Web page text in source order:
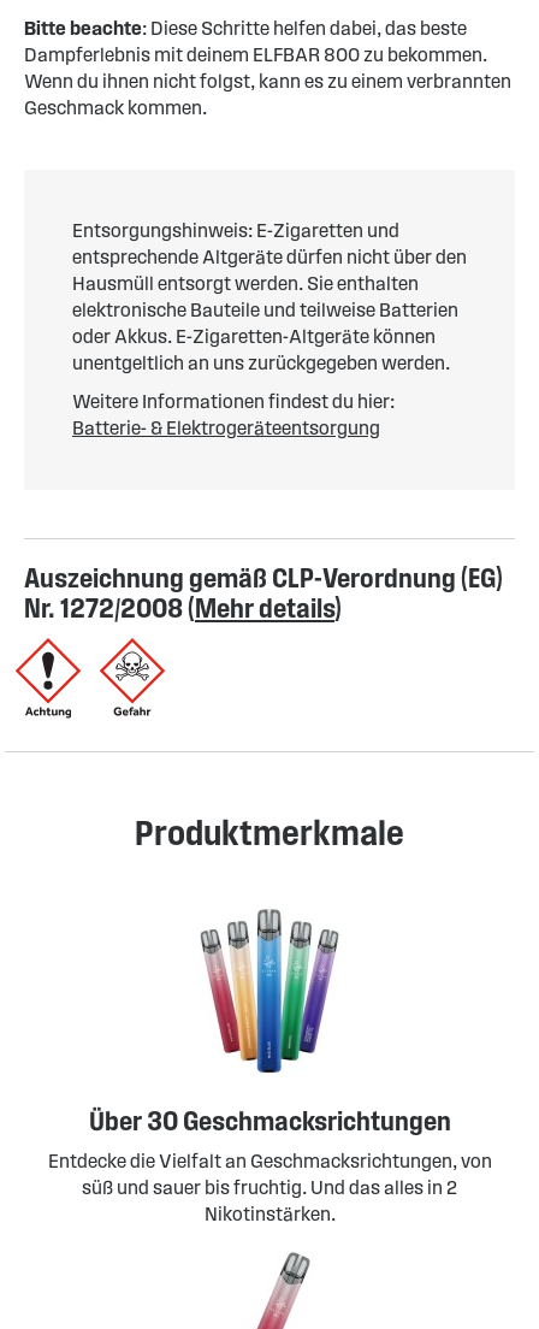
Bitte beachte: Diese Schritte helfen dabei, das beste
Dampferlebnis mit deinem ELFBAR 800 zu bekommen.
Wenn du ihnen nicht folgst, kann es zu einem verbrannten
Geschmack kommen.
Entsorgungshinweis: E-Zigaretten und
entsprechende Altgeräte dürfen nicht über den
Hausmüll entsorgt werden. Sie enthalten
elektronische Bauteile und teilweise Batterien
oder Akkus. E-Zigaretten-Altgeräte können
unentgeltlich an uns zurückgegeben werden.
Weitere Informationen findest du hier:
Batterie- & Elektrogeräteentsorgung
Auszeichnung gemäß CLP-Verordnung (EG)
Nr. 1272/2008 (Mehr details)
Produktmerkmale
Über 30 Geschmacksrichtungen
Entdecke die Vielfalt an Geschmacksrichtungen, von
süß und sauer bis fruchtig. Und das alles in 2
Nikotinstärken.